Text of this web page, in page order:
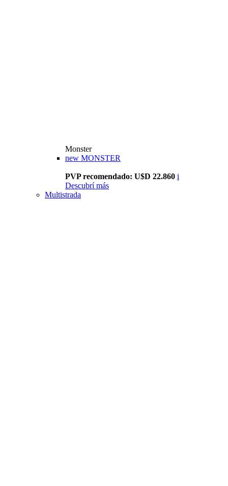
Monster
new MONSTER
PVP recomendado: U$D 22.860 i
Descubrí más
Multistrada